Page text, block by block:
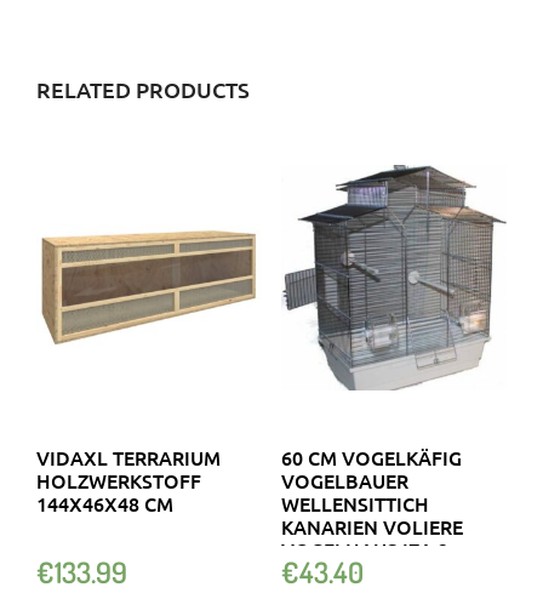
RELATED PRODUCTS
VIDAXL TERRARIUM
HOLZWERKSTOFF
144X46X48 CM
€133.99
60 CM VOGELKÄFIG
VOGELBAUER
WELLENSITTICH
KANARIEN VOLIERE
VOGELHAUS IZA 2
OHNE
€43.40